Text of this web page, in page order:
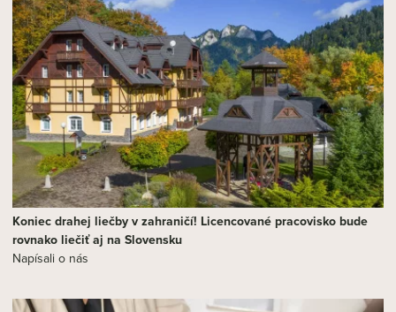
Koniec drahej liečby v zahraničí! Licencované pracovisko bude
rovnako liečiť aj na Slovensku
Napísali o nás